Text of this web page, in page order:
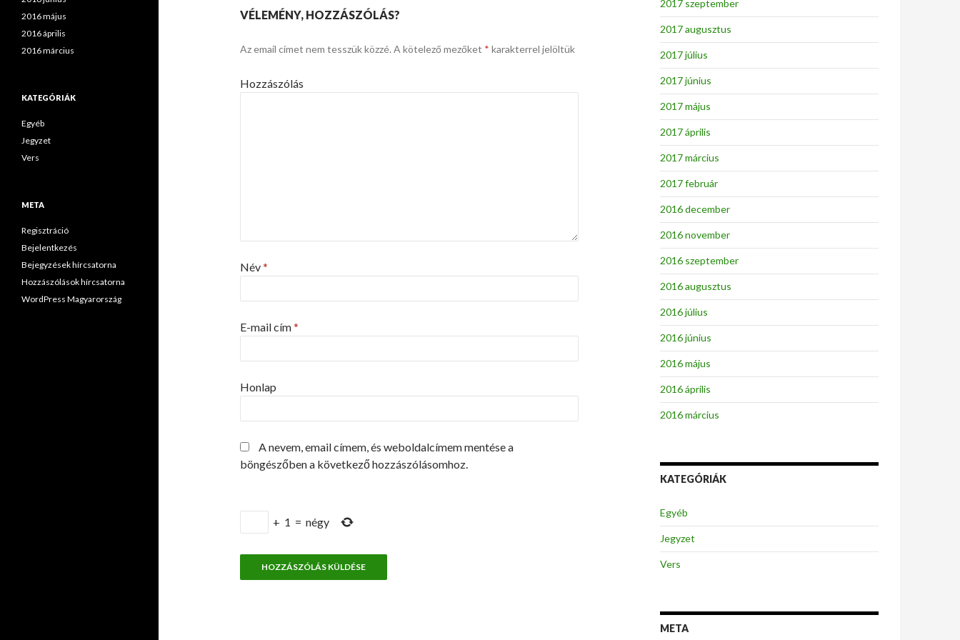
VÉLEMÉNY, HOZZÁSZÓLÁS?
Az email címet nem tesszük közzé. A kötelező mezőket * karakterrel jelöltük
Hozzászólás
Név*
E-mail cím*
Honlap
A nevem, email címem, és weboldalcímem mentése a
böngészőben a következő hozzászólásomhoz.
+ 1 = négy
2017 szeptember
2017 augusztus
2017 július
2017 június
2017 május
2017 április
2017 március
2017 február
2016 december
2016 november
2016 szeptember
2016 augusztus
2016 július
2016 június
2016 május
2016 április
2016 március
KATEGÓRIÁK
Egyéb
Jegyzet
Vers
META
2016 május
2016 április
2016 március
KATEGÓRIÁK
Egyéb
Jegyzet
Vers
META
Regisztráció
Bejelentkezés
Bejegyzések hírcsatorna
Hozzászólások hírcsatorna
WordPress Magyarország